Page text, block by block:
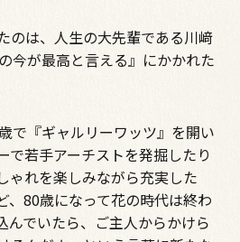
のは、人生の大先輩である川﨑
今が最高と言える』にかかれた
で『ギャルリーワッツ』を開い
で若手アーチストを発掘したり
ゃれを楽しみながら充実した
、80歳になって花の時代は終わ
んでいたら、ご主人からかけら